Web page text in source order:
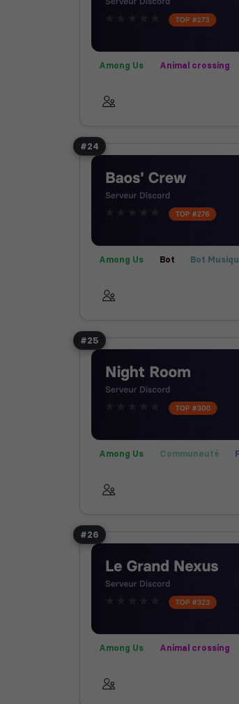
Among Us Animal crossing
Films
#24
Among Us Bot Bot
#25
Among Us Communauté
#26
Among Us Animal crossing
Films